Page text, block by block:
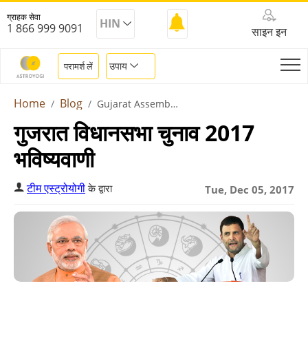
ग्राहक सेवा
1 866 999 9091 HIN
साइन इन
परामर्श लें उपाय
Home Blog Gujarat Assembly Election 2017
गुजरात विधानसभा चुनाव 2017
भविष्यवाणी
Tue, Dec 05, 2017
टीम एस्ट्रोयोगीके द्वारा